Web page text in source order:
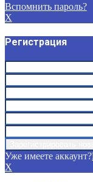
Вспомнить пароль?
X
Регистрация
Уже имеете аккаунт?
X